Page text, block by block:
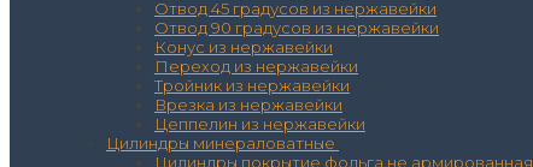
Отвод 45 градусов из нержавейки
Отвод 90 градусов из нержавейки
Конус из нержавейки
Переход из нержавейки
Тройник из нержавейки
Врезка из нержавейки
Цеппелин из нержавейки
Цилиндры минераловатные
Цилиндры покрытие фольга не армированная